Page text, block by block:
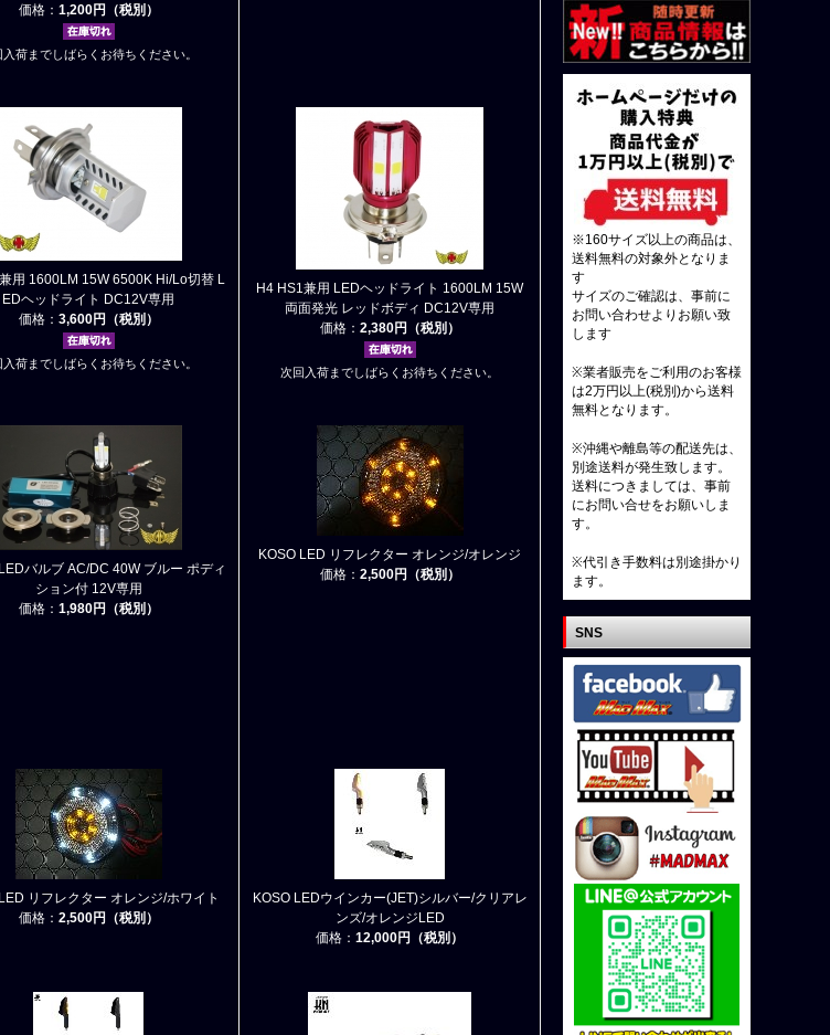
価格： 1,200円（税別）
入荷までしばらくお待ちください。
用 1600LM 15W 6500K Hi/Lo切替 L
EDヘッドライト DC12V専用
価格： 3,600円（税別）
入荷までしばらくお待ちください。
H4 HS1兼用 LEDヘッドライト 1600LM 15W
両面発光 レッドボディ DC12V専用
価格： 2,380円（税別）
次回入荷までしばらくお待ちください。
バルブ AC/DC 40W ブルー ポディ
ション付 12V専用
価格： 1,980円（税別）
KOSO LED リフレクター オレンジ/オレンジ
価格： 2,500円（税別）
リフレクター オレンジ/ホワイト
価格： 2,500円（税別）
KOSO LEDウインカー(JET)シルバー/クリアレ
ンズ/オレンジLED
価格： 12,000円（税別）
※160サイズ以上の商品は、
送料無料の対象外となりま
す
サイズのご確認は、事前に
お問い合わせよりお願い致
します
※業者販売をご利用のお客様
は2万円以上(税別)から送料
無料となります。
※沖縄や離島等の配送先は、
別途送料が発生致します。
送料につきましては、事前
にお問い合せをお願いしま
す。
※代引き手数料は別途掛かり
ます。
SNS